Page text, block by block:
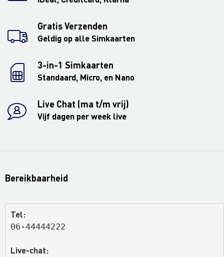
Gratis Verzenden
Geldig op alle Simkaarten
3-in-1 Simkaarten
Standaard, Micro, en Nano
Live Chat (ma t/m vrij)
Vijf dagen per week live
Bereikbaarheid
Tel:
06-44444222
Live-chat: